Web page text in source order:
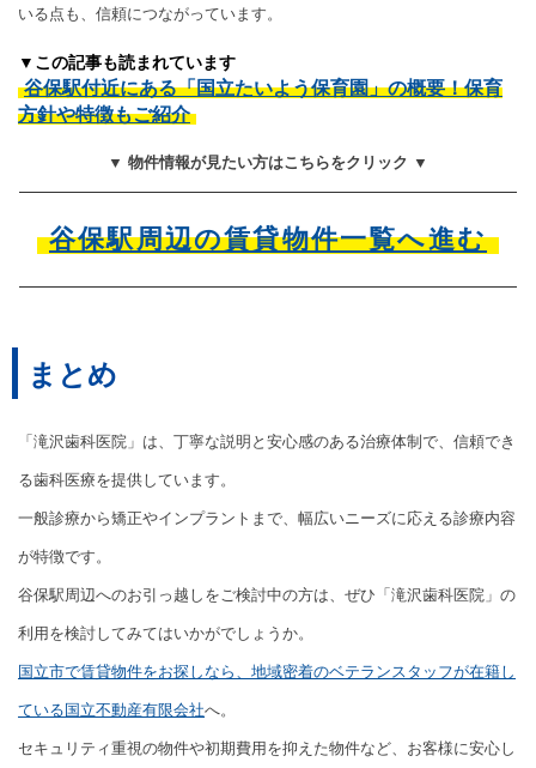
いる点も、信頼につながっています。
▼この記事も読まれています
谷保駅付近にある「国立たいよう保育園」の概要！保育
方針や特徴もご紹介
▼ 物件情報が見たい方はこちらをクリック ▼
谷保駅周辺の賃貸物件一覧へ進む
まとめ
「滝沢歯科医院」は、丁寧な説明と安心感のある治療体制で、信頼でき
る歯科医療を提供しています。
一般診療から矯正やインプラントまで、幅広いニーズに応える診療内容
が特徴です。
谷保駅周辺へのお引っ越しをご検討中の方は、ぜひ「滝沢歯科医院」の
利用を検討してみてはいかがでしょうか。
国立市で賃貸物件をお探しなら、地域密着のベテランスタッフが在籍し
ている国立不動産有限会社へ。
セキュリティ重視の物件や初期費用を抑えた物件など、お客様に安心し